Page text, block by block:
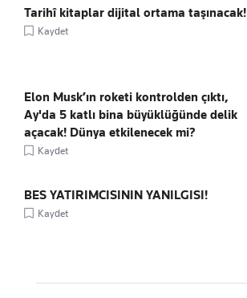
Tarihî kitaplar dijital ortama taşınacak!
Kaydet
Elon Musk’ın roketi kontrolden çıktı,
Ay'da 5 katlı bina büyüklüğünde delik
açacak! Dünya etkilenecek mi?
Kaydet
BES YATIRIMCISININ YANILGISI!
Kaydet